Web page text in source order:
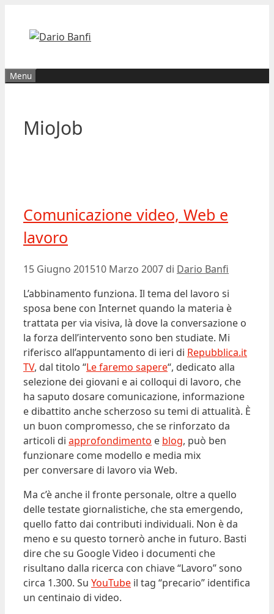
contenuto
Menu
MioJob
Comunicazione video, Web e
lavoro
15 Giugno 201510 Marzo 2007 di Dario Banfi
L’abbinamento funziona. Il tema del lavoro si
sposa bene con Internet quando la materia è
trattata per via visiva, là dove la conversazione o
la forza dell’intervento sono ben studiate. Mi
riferisco all’appuntamento di ieri di Repubblica.it
TV, dal titolo “Le faremo sapere“, dedicato alla
selezione dei giovani e ai colloqui di lavoro, che
ha saputo dosare comunicazione, informazione
e dibattito anche scherzoso su temi di attualità. È
un buon compromesso, che se rinforzato da
articoli di approfondimento e blog, può ben
funzionare come modello e media mix
per conversare di lavoro via Web.
Ma c’è anche il fronte personale, oltre a quello
delle testate giornalistiche, che sta emergendo,
quello fatto dai contributi individuali. Non è da
meno e su questo tornerò anche in futuro. Basti
dire che su Google Video i documenti che
risultano dalla ricerca con chiave “Lavoro” sono
circa 1.300. Su YouTube il tag “precario” identifica
un centinaio di video.